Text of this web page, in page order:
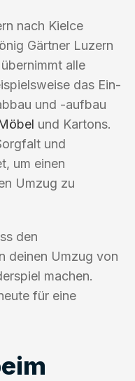
nach Kielce
Gärtner Luzern
alle
das Ein-
und -aufbau
und Kartons.
und
um einen
Umzug zu
den
deinen Umzug von
machen.
für eine